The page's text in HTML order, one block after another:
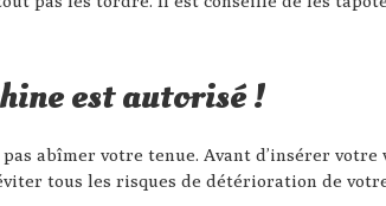
est autorisé !
abîmer votre tenue. Avant d’insérer
tous les risques de détérioration de